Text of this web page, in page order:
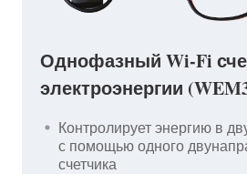
Однофазный Wi-Fi
электроэнергии
Контролирует энергию в
с помощью одного
счетчика